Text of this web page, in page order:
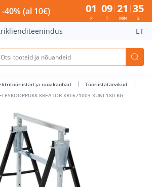
KRT671003 KUNI 180 KG -
(al 10€) 01
P
09
T
21
MIN
35
S
ET
ja rauakaubad
Tööriistatarvikud
KREATOR KRT671003 KUNI 180 KG